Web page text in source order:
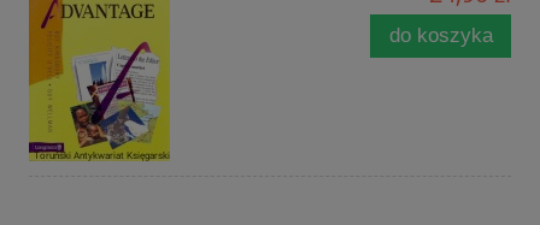
do koszyka